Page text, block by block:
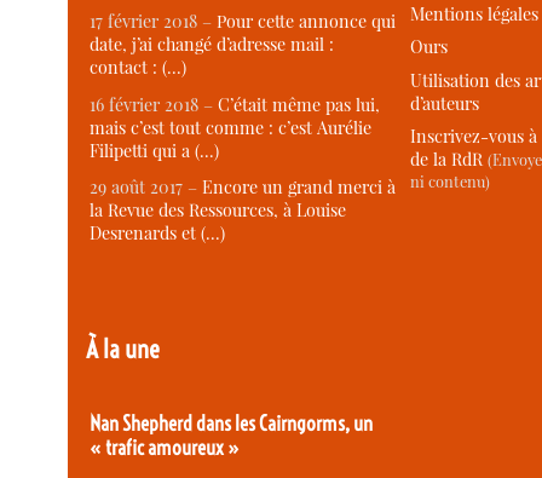
17 février 2018 –Pour cette annonce qui
date, j’ai changé d’adresse mail :
contact : (…)
16 février 2018 –C’était même pas lui,
mais c’est tout comme : c’est Aurélie
Filipetti qui a (…)
29 août 2017 –Encore un grand merci à
la Revue des Ressources, à Louise
Desrenards et (…)
À la une
Nan Shepherd dans les Cairngorms, un
« trafic amoureux »
Mentions légales
Ours
Utilisation des
d’auteurs
Inscrivez-vous
de la RdR
ni contenu)